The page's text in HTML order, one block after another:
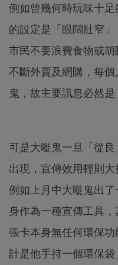
例如曾幾何時玩味十
的設定是「眼闊肚窄
市民不要浪費食物或
不斷外賣及網購，每
鬼，故主要訊息必然是
可是大嘥鬼一旦「從
出現，宣傳效用輕則大
例如上月中大嘥鬼出
身作為一種宣傳工具
張卡本身無任何環保
計是他手持一個環保袋